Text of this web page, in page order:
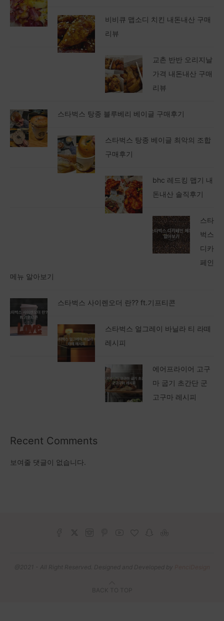
비비큐 맵소디 치킨 내돈내산 구매
리뷰
교촌 반반 오리지날
가격 내돈내산 구매
리뷰
스타벅스 탕종 블루베리 베이글 구매후기
스타벅스 탕종 베이글 최악의 조합
구매후기
bhc 레드킹 맵기 내
돈내산 솔직후기
스타
벅스
디카
페인
메뉴 알아보기
스타벅스 사이렌오더 란?? ft.기프티콘
스타벅스 얼그레이 바닐라 티 라떼
레시피
에어프라이어 고구
마 굽기 초간단 군
고구마 레시피
Recent Comments
보여줄 댓글이 없습니다.
@2021 - All Right Reserved. Designed and Developed by
BACK TO TOP